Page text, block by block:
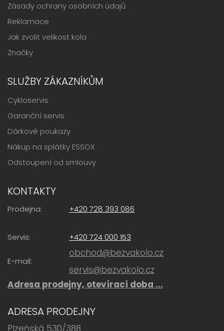
Zásady ochrany osobních údajů
Reklamace
Jak zvolit velikost kola
Značky
SLUŽBY ZÁKAZNÍKŮM
Cykloservis
Garanční servis
Dárkové poukazy
Nákup na splátky ESSOX
Odstoupení od smlouvy
KONTAKTY
Prodejna: +420 728 393 086
Servis: +420 724 000 153
E-mail:
obchod@bezvakolo.cz
servis@bezvakolo.cz
Adresa prodejny, otevírací doba ...
ADRESA PRODEJNY